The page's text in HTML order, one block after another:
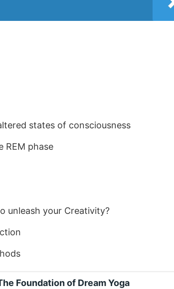
states of consciousness
REM phase
unleash your Creativity?
Foundation of Dream Yoga